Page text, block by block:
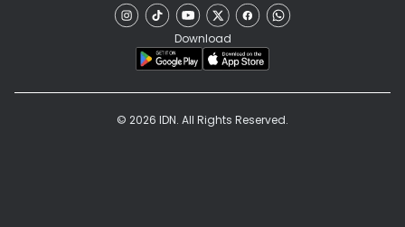
Download
© 2026 IDN. All Rights Reserved.